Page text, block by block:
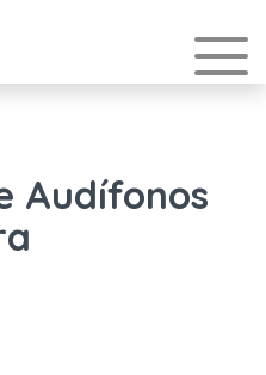
Audífonos